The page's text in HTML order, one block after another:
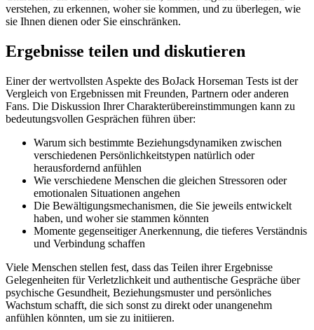
verstehen, zu erkennen, woher sie kommen, und zu überlegen, wie
sie Ihnen dienen oder Sie einschränken.
Ergebnisse teilen und diskutieren
Einer der wertvollsten Aspekte des BoJack Horseman Tests ist der
Vergleich von Ergebnissen mit Freunden, Partnern oder anderen
Fans. Die Diskussion Ihrer Charakterübereinstimmungen kann zu
bedeutungsvollen Gesprächen führen über:
Warum sich bestimmte Beziehungsdynamiken zwischen
verschiedenen Persönlichkeitstypen natürlich oder
herausfordernd anfühlen
Wie verschiedene Menschen die gleichen Stressoren oder
emotionalen Situationen angehen
Die Bewältigungsmechanismen, die Sie jeweils entwickelt
haben, und woher sie stammen könnten
Momente gegenseitiger Anerkennung, die tieferes Verständnis
und Verbindung schaffen
Viele Menschen stellen fest, dass das Teilen ihrer Ergebnisse
Gelegenheiten für Verletzlichkeit und authentische Gespräche über
psychische Gesundheit, Beziehungsmuster und persönliches
Wachstum schafft, die sich sonst zu direkt oder unangenehm
anfühlen könnten, um sie zu initiieren.